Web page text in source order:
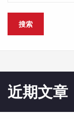
搜索
近期文章